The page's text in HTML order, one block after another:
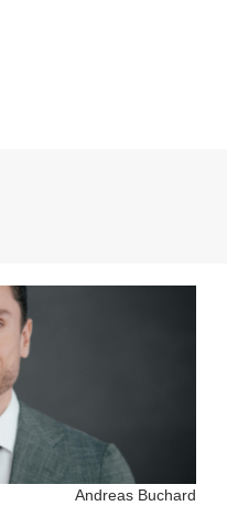
Andreas Buchard